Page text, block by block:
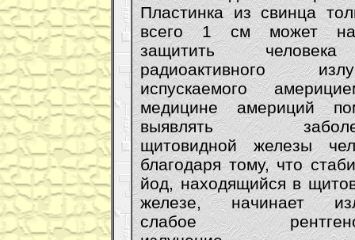
Пластинка из свинца
всего 1 см может
защитить
радиоактивного
испускаемого
медицине америций
выявлять
щитовидной железы
благодаря тому, что
йод, находящийся в
железе, начинает
слабое